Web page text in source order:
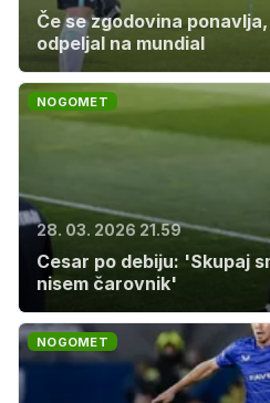
Če se zgodovina
odpeljal na mundial
NOGOMET
28. 03. 2026 21.59
Cesar po debiju: 'Skupaj
nisem čarovnik'
NOGOMET